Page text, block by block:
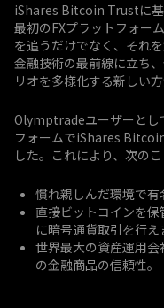
iShares Bitcoin Trustに
最初のFXプラットフォー
を追うだけでなく、それ
金融技術の最前線に立ち
リオを多様化する新しい
Olymptradeユーザーとし
フォームでiShares
した。これにより、次の
慣れ親しんだ環境で有
直接ビットコインを
に暗号通貨取引を行え
世界最大の資産運用
の金融商品の信頼性。